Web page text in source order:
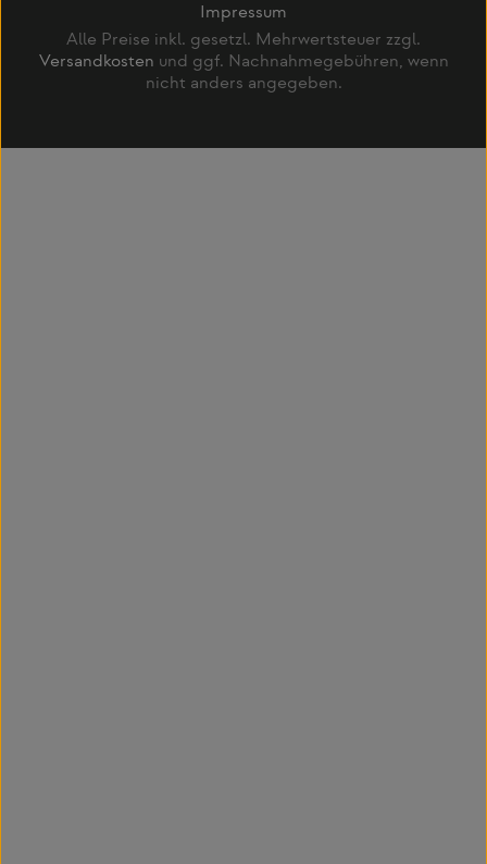
Impressum
Alle Preise inkl. gesetzl. Mehrwertsteuer zzgl.
Versandkosten und ggf. Nachnahmegebühren, wenn
nicht anders angegeben.